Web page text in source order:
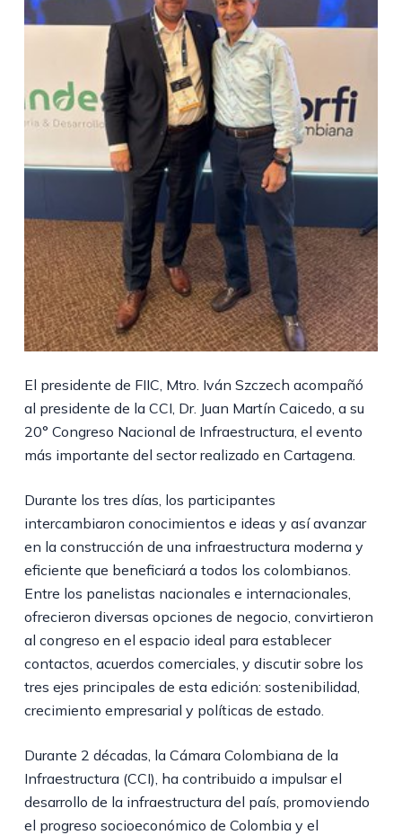
El presidente de FIIC, Mtro. Iván Szczech acompañó
al presidente de la CCI, Dr. Juan Martín Caicedo, a su
20° Congreso Nacional de Infraestructura, el evento
más importante del sector realizado en Cartagena.
Durante los tres días, los participantes
intercambiaron conocimientos e ideas y así avanzar
en la construcción de una infraestructura moderna y
eficiente que beneficiará a todos los colombianos.
Entre los panelistas nacionales e internacionales,
ofrecieron diversas opciones de negocio, convirtieron
al congreso en el espacio ideal para establecer
contactos, acuerdos comerciales, y discutir sobre los
tres ejes principales de esta edición: sostenibilidad,
crecimiento empresarial y políticas de estado.
Durante 2 décadas, la Cámara Colombiana de la
Infraestructura (CCI), ha contribuido a impulsar el
desarrollo de la infraestructura del país, promoviendo
el progreso socioeconómico de Colombia y el